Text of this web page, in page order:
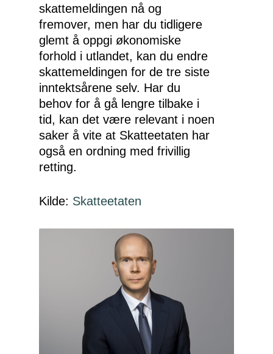
skattemeldingen nå og
fremover, men har du tidligere
glemt å oppgi økonomiske
forhold i utlandet, kan du endre
skattemeldingen for de tre siste
inntektsårene selv. Har du
behov for å gå lengre tilbake i
tid, kan det være relevant i noen
saker å vite at Skatteetaten har
også en ordning med frivillig
retting.
Kilde: Skatteetaten